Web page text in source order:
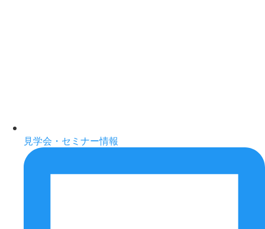
見学会・セミナー情報